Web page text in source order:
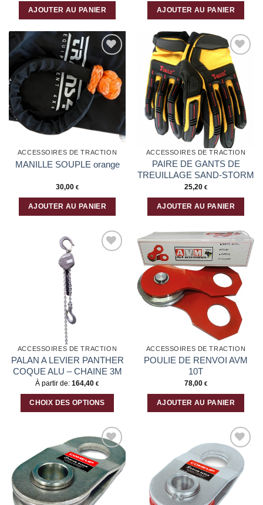
AJOUTER AU PANIER AJOUTER AU PANIER
Ajouter
à la liste
d’envies
ACCESSOIRES DE TRACTION
MANILLE SOUPLE orange
30,00 €
AJOUTER AU PANIER
Ajouter
à la liste
d’envies
ACCESSOIRES DE TRACTION
PAIRE DE GANTS DE
TREUILLAGE SAND-STORM
25,20 €
AJOUTER AU PANIER
ACCESSOIRES DE TRACTION
PALAN A LEVIER PANTHER
COQUE ALU – CHAINE 3M
À partir de: 164,40 €
CHOIX DES OPTIONS
variations.
Les
options
peuvent
Ajouter
à la liste
d’envies
ACCESSOIRES DE TRACTION
POULIE DE RENVOI AVM
10T
78,00 €
AJOUTER AU PANIER
Ajouter
à la liste
d’envies
Ajouter
à la liste
d’envies